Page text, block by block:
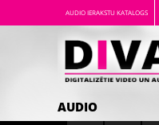
AUDIO IERAKSTU KATALOGS
AUDIO